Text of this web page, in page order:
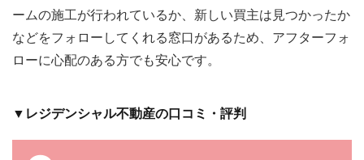
ームの施工が行われているか、新しい買主は見つかったか
などをフォローしてくれる窓口があるため、アフターフォ
ローに心配のある方でも安心です。
▼レジデンシャル不動産の口コミ・評判